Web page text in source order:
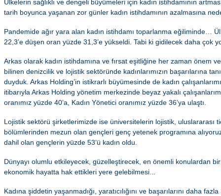
Ülkelerin sağlıklı ve dengeli büyümeleri için kadın istihdamının
tarih boyunca yaşanan zor günler kadın istihdamının azalmasına
Pandemide ağır yara alan kadın istihdamı toparlanma eğiliminde…
22,3’e düşen oran yüzde 31,3’e yükseldi. Tabi ki gidilecek daha çok
Arkas olarak kadın istihdamına ve fırsat eşitliğine her zaman önem
bilinen denizcilik ve lojistik sektöründe kadınlarımızın başarılarına
duyduk. Arkas Holding’in istikrarlı büyümesinde de kadın
itibarıyla Arkas Holding yönetim merkezinde beyaz yakalı
oranımız yüzde 40’a, Kadın Yönetici oranımız yüzde 36’ya ulaştı.
Lojistik sektörü şirketlerimizde ise üniversitelerin lojistik, uluslararası
bölümlerinden mezun olan gençleri genç yetenek programına
dahil olan gençlerin yüzde 53’ü kadın oldu.
Dünyayı olumlu etkileyecek, güzelleştirecek, en önemli konulardan
ekonomik hayatta hak ettikleri yere gelebilmesi...
Kadına şiddetin yaşanmadığı, yaratıcılığını ve başarılarını daha